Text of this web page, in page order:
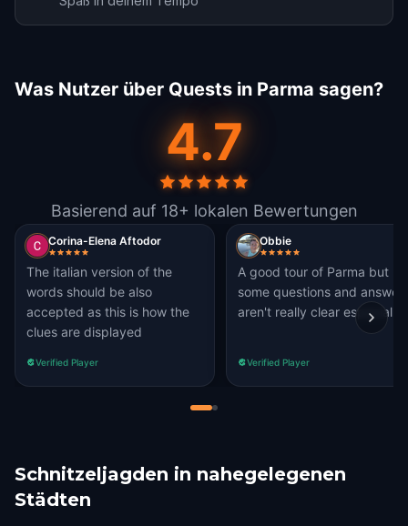
Was Nutzer über Quests in Parma sagen?
4.7
Basierend auf 18+ lokalen Bewertungen
Corina-Elena Aftodor
The italian version of the
words should be also
accepted as this is how the
clues are displayed
Verified Player
Obbie
A good tour of Parma but
some questions and answers
aren't really clear especially
Verified Player
Schnitzeljagden in nahegelegenen
Städten